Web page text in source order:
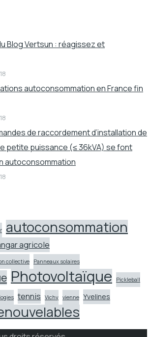
Blog Vertsun : réagissez et
autoconsommation en France fin
de raccordement d’installation de
petite puissance (≤ 36kVA) se font
autoconsommation
autoconsommation
agricole
collective Panneaux solaires
Photovoltaïque Pickleball
tennis Vichy vienne Yvelines